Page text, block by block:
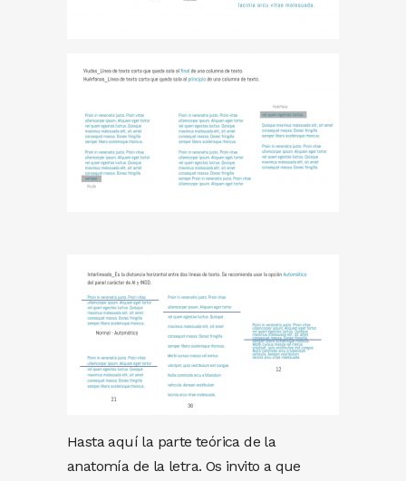
Hasta aquí la parte teórica de la
anatomía de la letra. Os invito a que